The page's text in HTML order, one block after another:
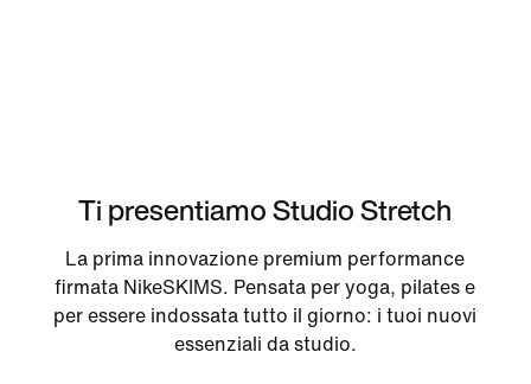
Ti presentiamo Studio Stretch
La prima innovazione premium performance
firmata NikeSKIMS. Pensata per yoga, pilates e
per essere indossata tutto il giorno: i tuoi nuovi
essenziali da studio.